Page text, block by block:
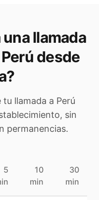
llamada
Perú desde
?
llamada a Perú
sin
permanencias.
5
10
min
30
min